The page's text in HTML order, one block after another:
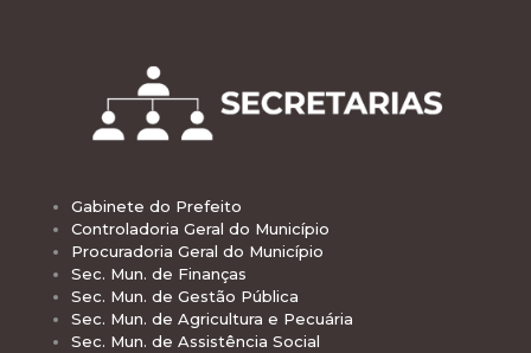
Gabinete do Prefeito
Controladoria Geral do Município
Procuradoria Geral do Município
Sec. Mun. de Finanças
Sec. Mun. de Gestão Pública
Sec. Mun. de Agricultura e Pecuária
Sec. Mun. de Assistência Social